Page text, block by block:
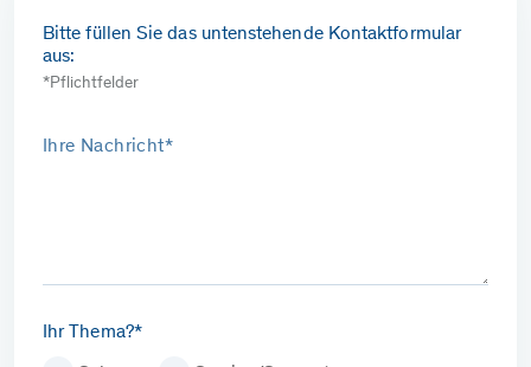
Bitte füllen Sie das untenstehende Kontaktformular
aus:
*Pflichtfelder
Ihre Nachricht*
Ihr Thema?*